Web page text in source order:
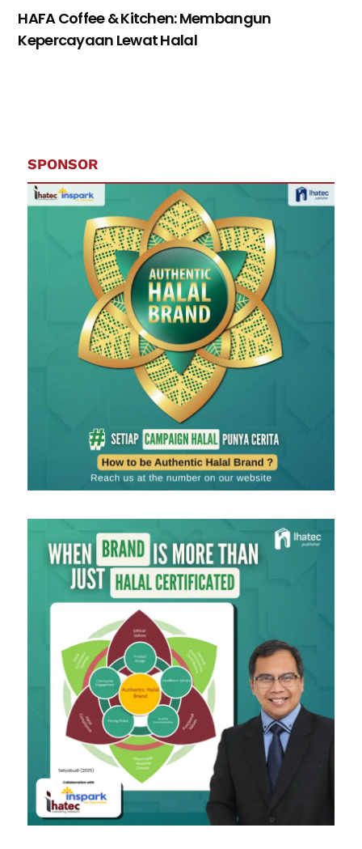
HAFA Coffee & Kitchen: Membangun
Kepercayaan Lewat Halal
SPONSOR